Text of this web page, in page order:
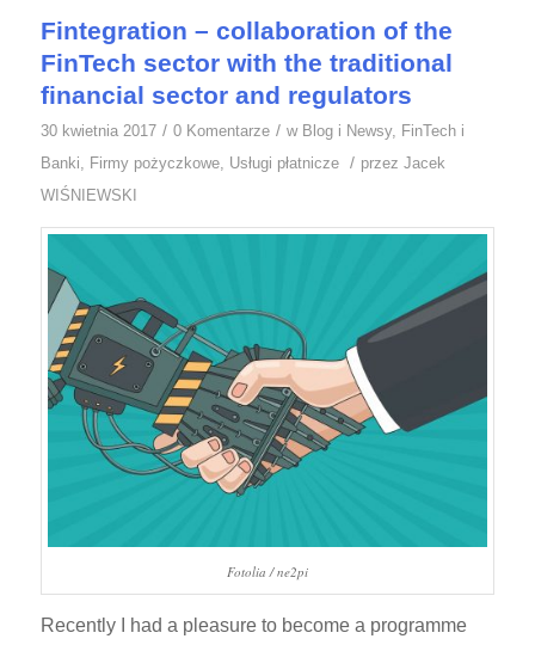
Fintegration – collaboration of the
FinTech sector with the traditional
financial sector and regulators
30 kwietnia 2017 / 0 Komentarze / w Blog i Newsy, FinTech i
Banki, Firmy pożyczkowe, Usługi płatnicze / przez Jacek
WIŚNIEWSKI
Fotolia / ne2pi
Recently I had a pleasure to become a programme